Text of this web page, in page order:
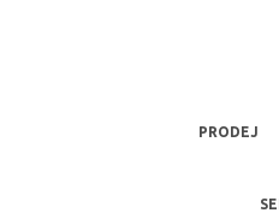
PRODEJ